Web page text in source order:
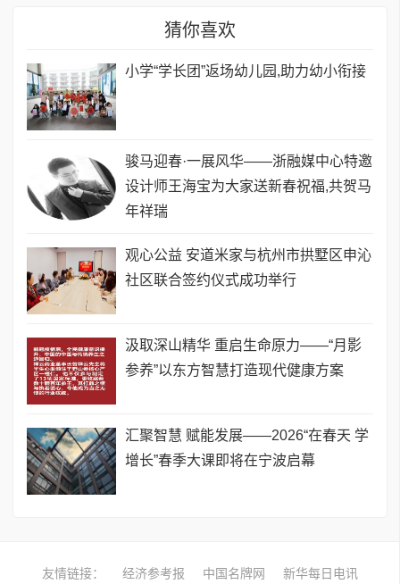
猜你喜欢
小学“学长团”返场幼儿园,助力幼小衔接
骏马迎春·一展风华——浙融媒中心特邀
设计师王海宝为大家送新春祝福,共贺马
年祥瑞
观心公益 安道米家与杭州市拱墅区申沁
社区联合签约仪式成功举行
汲取深山精华 重启生命原力——“月影
参养”以东方智慧打造现代健康方案
汇聚智慧 赋能发展——2026“在春天 学
增长”春季大课即将在宁波启幕
友情链接： 经济参考报 中国名牌网 新华每日电讯